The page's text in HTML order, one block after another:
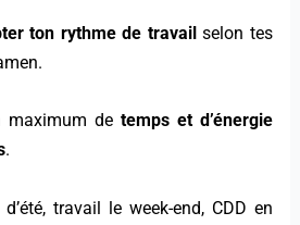
ton rythme de travailselon tes
maximum de temps et d’énergie
.
travail le week-end, CDD en